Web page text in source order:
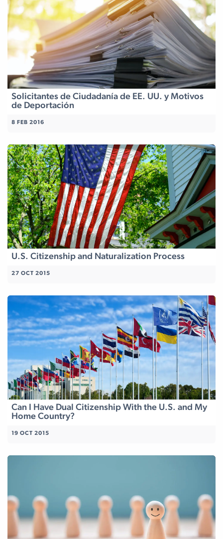
Solicitantes de Ciudadanía de EE. UU. y Motivos
de Deportación
8 FEB 2016
U.S. Citizenship and Naturalization Process
27 OCT 2015
Can I Have Dual Citizenship With the U.S. and My
Home Country?
19 OCT 2015